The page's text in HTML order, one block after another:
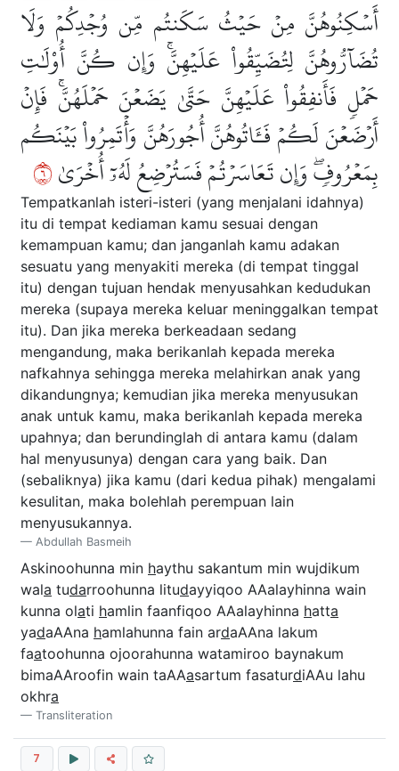
أَسۡكِنُوهُنَّ مِنۡ حَيۡثُ سَكَنتُم مِّن وُجۡدِكُمۡ وَلَا
تُضَآرُّوهُنَّ لِتُضَيِّقُواْ عَلَيۡهِنَّۚ وَإِن كُنَّ أُوْلَٰتِ
حَمۡلٖ فَأَنفِقُواْ عَلَيۡهِنَّ حَتَّىٰ يَضَعۡنَ حَمۡلَهُنَّۚ فَإِنۡ
أَرۡضَعۡنَ لَكُمۡ فَـَٔاتُوهُنَّ أُجُورَهُنَّ وَأۡتَمِرُواْ بَيۡنَكُم
بِمَعۡرُوفٖۖ وَإِن تَعَاسَرۡتُمۡ فَسَتُرۡضِعُ لَهُۥٓ أُخۡرَىٰ٦
Tempatkanlah isteri-isteri (yang menjalani idahnya)
itu di tempat kediaman kamu sesuai dengan
kemampuan kamu; dan janganlah kamu adakan
sesuatu yang menyakiti mereka (di tempat tinggal
itu) dengan tujuan hendak menyusahkan kedudukan
mereka (supaya mereka keluar meninggalkan tempat
itu). Dan jika mereka berkeadaan sedang
mengandung, maka berikanlah kepada mereka
nafkahnya sehingga mereka melahirkan anak yang
dikandungnya; kemudian jika mereka menyusukan
anak untuk kamu, maka berikanlah kepada mereka
upahnya; dan berundinglah di antara kamu (dalam
hal menyusunya) dengan cara yang baik. Dan
(sebaliknya) jika kamu (dari kedua pihak) mengalami
kesulitan, maka bolehlah perempuan lain
menyusukannya.
Abdullah Basmeih
Askinoohunna min haythu sakantum min wujdikum
wala tudarroohunna litudayyiqoo AAalayhinna wain
kunna olati hamlin faanfiqoo AAalayhinna hatta
yadaAAna hamlahunna fain ardaAAna lakum
faatoohunna ojoorahunna watamiroo baynakum
bimaAAroofin wain taAAasartum fasaturdiAAu lahu
okhra
Transliteration
7